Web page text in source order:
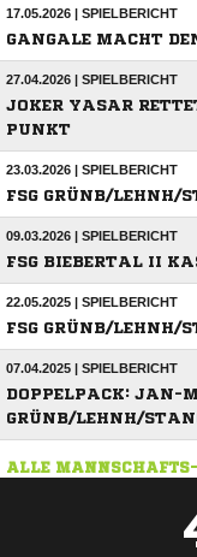
17.05.2026 | SPIELBERICHT
GANGALE MACHT
27.04.2026 | SPIELBERICHT
JOKER YASAR
PUNKT
23.03.2026 | SPIELBERICHT
FSG GRÜNB/LEHNH/
09.03.2026 | SPIELBERICHT
FSG BIEBERTAL II
22.05.2025 | SPIELBERICHT
FSG GRÜNB/LEHNH/
07.04.2025 | SPIELBERICHT
DOPPELPACK: JAN-
GRÜNB/LEHNH/
ALLE